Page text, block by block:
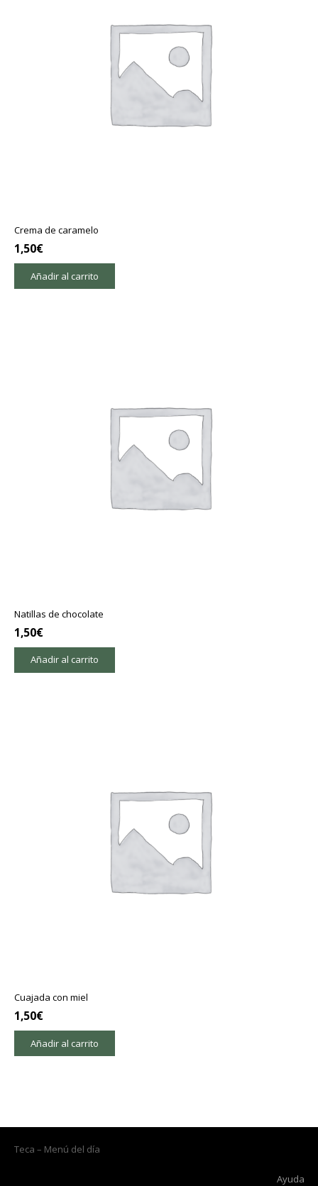
Crema de caramelo
1,50€
Añadir al carrito
Natillas de chocolate
1,50€
Añadir al carrito
Cuajada con miel
1,50€
Añadir al carrito
Teca – Menú del día
Ayuda